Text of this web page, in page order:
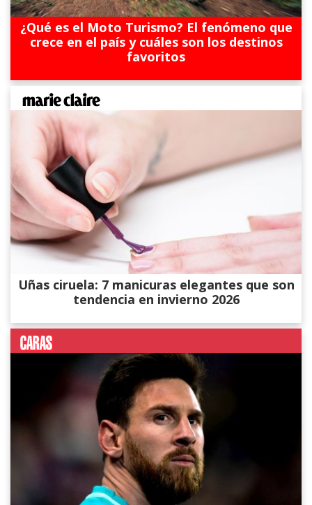
¿Qué es el Moto Turismo? El fenómeno que
crece en el país y cuáles son los destinos
favoritos
Uñas ciruela: 7 manicuras elegantes que son
tendencia en invierno 2026